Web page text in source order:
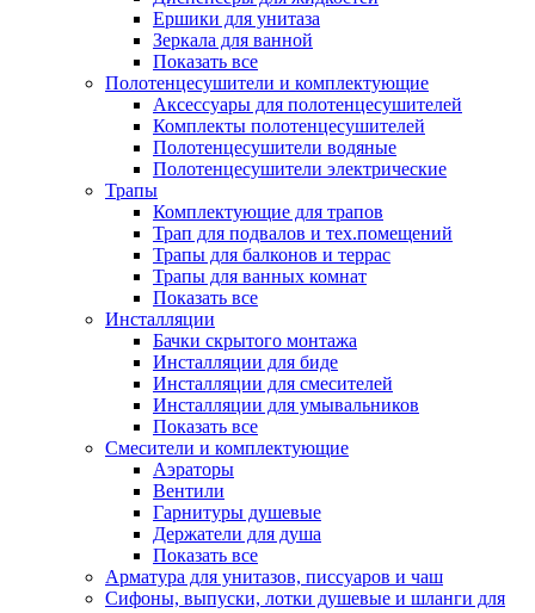
Ершики для унитаза
Зеркала для ванной
Показать все
Полотенцесушители и комплектующие
Аксессуары для полотенцесушителей
Комплекты полотенцесушителей
Полотенцесушители водяные
Полотенцесушители электрические
Трапы
Комплектующие для трапов
Трап для подвалов и тех.помещений
Трапы для балконов и террас
Трапы для ванных комнат
Показать все
Инсталляции
Бачки скрытого монтажа
Инсталляции для биде
Инсталляции для смесителей
Инсталляции для умывальников
Показать все
Смесители и комплектующие
Аэраторы
Вентили
Гарнитуры душевые
Держатели для душа
Показать все
Арматура для унитазов, писсуаров и чаш
Сифоны, выпуски, лотки душевые и шланги для